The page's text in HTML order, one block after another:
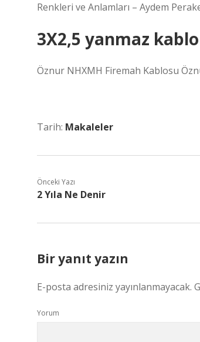
Renkleri ve Anlamları – Aydem
3X2,5 yanmaz
Öznur NHXMH Firemah Kablosu
Tarih: Makaleler
Önceki Yazı
2 Yıla Ne Denir
Bir yanıt yazın
E-posta adresiniz yayınlanmayacak.
Yorum